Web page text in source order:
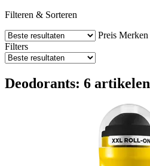
Filteren & Sorteren
Preis Merken
Filters
Deodorants: 6 artikelen